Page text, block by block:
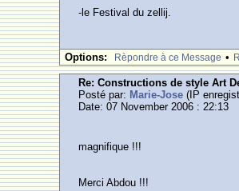
-le Festival du zellij.
Options: Rèpondre à ce Message •
Re: Constructions de style Art
Posté par: Marie-Jose (IP
Date: 07 November 2006 : 22:13
magnifique !!!
Merci Abdou !!!